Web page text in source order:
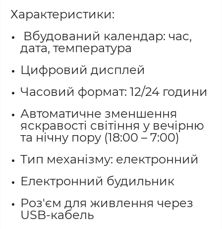
Характеристики:
Вбудований календар: час,
дата, температура
Цифровий дисплей
Часовий формат: 12/24 години
Автоматичне зменшення
яскравості світіння у вечірню
та нічну пору (18:00 – 7:00)
Тип механізму: електронний
Електронний будильник
Роз'єм для живлення через
USB-кабель